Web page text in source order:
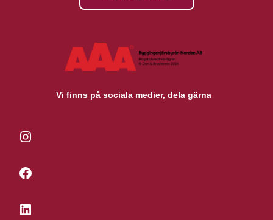
Vi finns på sociala medier, dela gärna
Instagram
Facebook
LinkedIn